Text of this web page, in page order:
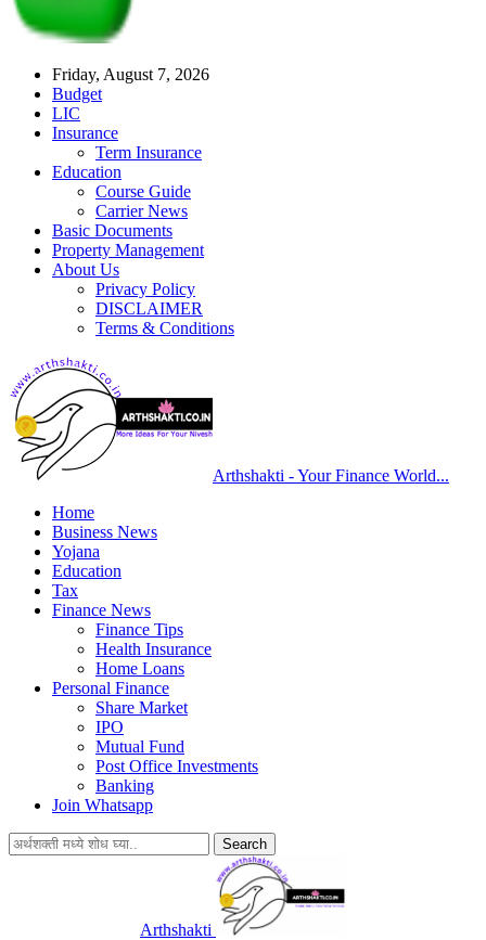
Friday, August 7, 2026
Budget
LIC
Insurance
Term Insurance
Education
Course Guide
Carrier News
Basic Documents
Property Management
About Us
Privacy Policy
DISCLAIMER
Terms & Conditions
Arthshakti - Your Finance World...
Home
Business News
Yojana
Education
Tax
Finance News
Finance Tips
Health Insurance
Home Loans
Personal Finance
Share Market
IPO
Mutual Fund
Post Office Investments
Banking
Join Whatsapp
Arthshakti